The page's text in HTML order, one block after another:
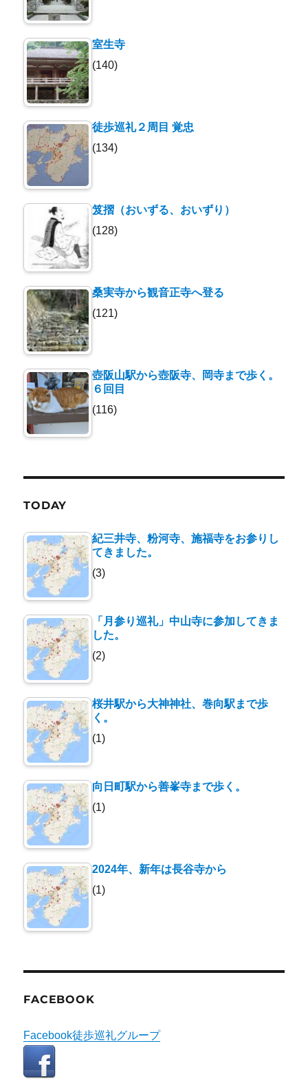
室生寺
(140)
徒歩巡礼２周目 覚忠
(134)
笈摺（おいずる、おいずり）
(128)
桑実寺から観音正寺へ登る
(121)
壺阪山駅から壺阪寺、岡寺まで歩く。
６回目
(116)
TODAY
紀三井寺、粉河寺、施福寺をお参りし
てきました。
(3)
「月参り巡礼」中山寺に参加してきま
した。
(2)
桜井駅から大神神社、巻向駅まで歩
く。
(1)
向日町駅から善峯寺まで歩く。
(1)
2024年、新年は長谷寺から
(1)
FACEBOOK
Facebook徒歩巡礼グループ